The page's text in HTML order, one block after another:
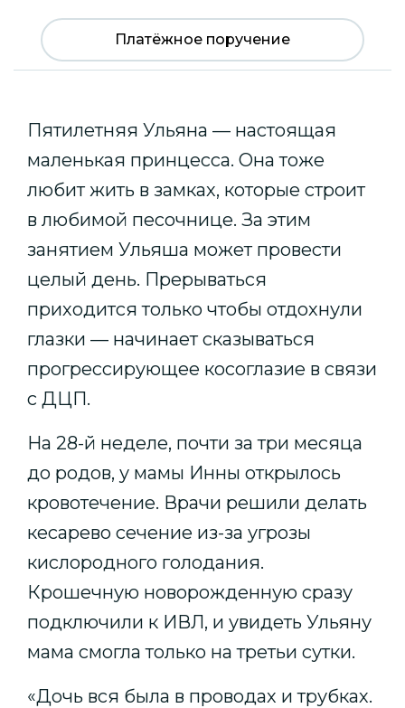
Платёжное поручение
Пятилетняя Ульяна — настоящая
маленькая принцесса. Она тоже
любит жить в замках, которые строит
в любимой песочнице. За этим
занятием Ульяша может провести
целый день. Прерываться
приходится только чтобы отдохнули
глазки — начинает сказываться
прогрессирующее косоглазие в связи
с ДЦП.
На 28-й неделе, почти за три месяца
до родов, у мамы Инны открылось
кровотечение. Врачи решили делать
кесарево сечение из-за угрозы
кислородного голодания.
Крошечную новорожденную сразу
подключили к ИВЛ, и увидеть Ульяну
мама смогла только на третьи сутки.
«Дочь вся была в проводах и трубках.